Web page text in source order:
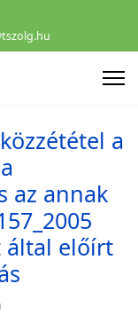
a
az annak
által előírt